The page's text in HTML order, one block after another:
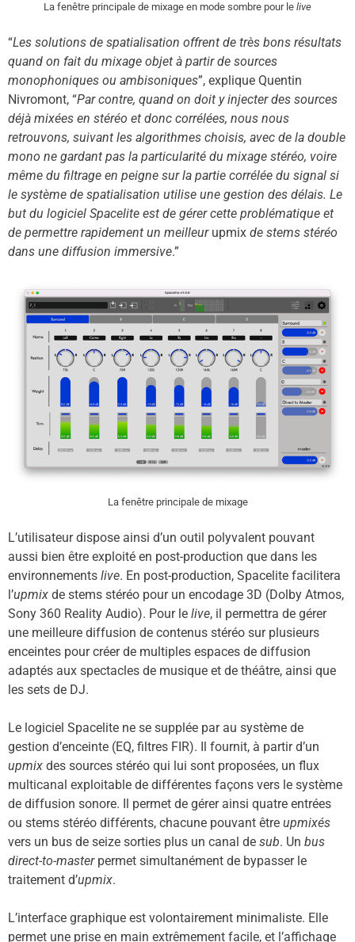
La fenêtre principale de mixage en mode sombre pour le live
“Les solutions de spatialisation offrent de très bons résultats
quand on fait du mixage objet à partir de sources
monophoniques ou ambisoniques”, explique Quentin
Nivromont, “Par contre, quand on doit y injecter des sources
déjà mixées en stéréo et donc corrélées, nous nous
retrouvons, suivant les algorithmes choisis, avec de la double
mono ne gardant pas la particularité du mixage stéréo, voire
même du filtrage en peigne sur la partie corrélée du signal si
le système de spatialisation utilise une gestion des délais. Le
but du logiciel Spacelite est de gérer cette problématique et
de permettre rapidement un meilleurupmix de stems stéréo
dans une diffusion immersive.”
La fenêtre principale de mixage
L’utilisateur dispose ainsi d’un outil polyvalent pouvant
aussi bien être exploité en post-production que dans les
environnements live. En post-production, Spacelite facilitera
l’upmix de stems stéréo pour un encodage 3D (Dolby Atmos,
Sony 360 Reality Audio). Pour le live, il permettra de gérer
une meilleure diffusion de contenus stéréo sur plusieurs
enceintes pour créer de multiples espaces de diffusion
adaptés aux spectacles de musique et de théâtre, ainsi que
les sets de DJ.
Le logiciel Spacelite ne se supplée par au système de
gestion d’enceinte (EQ, filtres FIR). Il fournit, à partir d’un
upmix des sources stéréo qui lui sont proposées, un flux
multicanal exploitable de différentes façons vers le système
de diffusion sonore. Il permet de gérer ainsi quatre entrées
ou stems stéréo différents, chacune pouvant être upmixés
vers un bus de seize sorties plus un canal de sub. Un bus
direct-to-masterpermet simultanément de bypasser le
traitement d’upmix.
L’interface graphique est volontairement minimaliste. Elle
permet une prise en main extrêmement facile, et l’affichage